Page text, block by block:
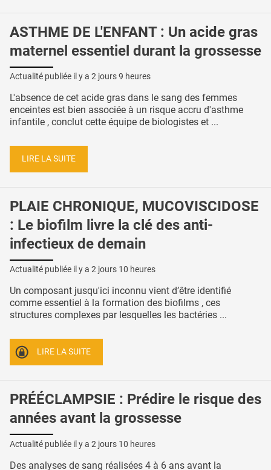
ASTHME DE L'ENFANT : Un acide gras
maternel essentiel durant la grossesse
Actualité publiée il y a 2 jours 9 heures
L'absence de cet acide gras dans le sang des femmes
enceintes est bien associée à un risque accru d'asthme
infantile , conclut cette équipe de biologistes et ...
LIRE LA SUITE
PLAIE CHRONIQUE, MUCOVISCIDOSE
: Le biofilm livre la clé des anti-
infectieux de demain
Actualité publiée il y a 2 jours 10 heures
Un composant jusqu'ici inconnu vient d’être identifié
comme essentiel à la formation des biofilms , ces
structures complexes par lesquelles les bactéries ...
LIRE LA SUITE
PRÉÉCLAMPSIE : Prédire le risque des
années avant la grossesse
Actualité publiée il y a 2 jours 10 heures
Des analyses de sang réalisées 4 à 6 ans avant la